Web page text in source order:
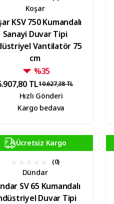
Koşar
KSV 750 Kumandalı
Sanayi Duvar Tipi
Vantilatör 75
cm
%35
TL10.627,38 TL
Hızlı Gönderi
Kargo bedava
Ücretsiz Kargo
(0)
Dündar
SV 65 Kumandalı
Duvar Tipi